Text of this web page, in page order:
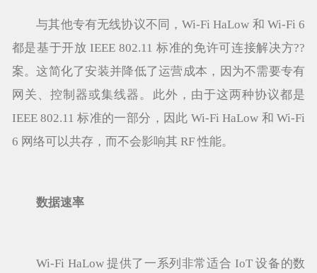
与其他专有无线协议不同，Wi-Fi HaLow 和 Wi-Fi 6
都是基于开放 IEEE 802.11 标准的免许可连接解决方??
案。这简化了安装并降低了运营成本，因为不需要专有
网关、控制器或集线器。此外，由于这两种协议都是
IEEE 802.11 标准的一部分，因此 Wi-Fi HaLow 和 Wi-Fi
6 网络可以共存，而不会影响其 RF 性能。
数据速率
Wi-Fi HaLow 提供了一系列非常适合 IoT 设备的数